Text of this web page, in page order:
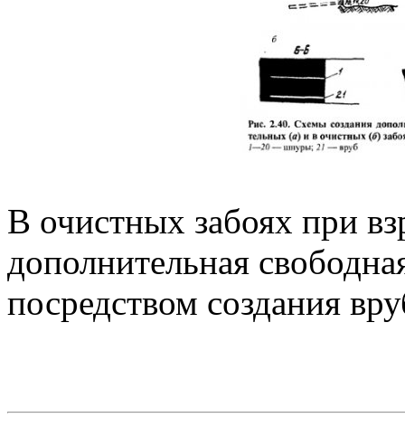
В очистных забоях при
дополнительная
посредством создания